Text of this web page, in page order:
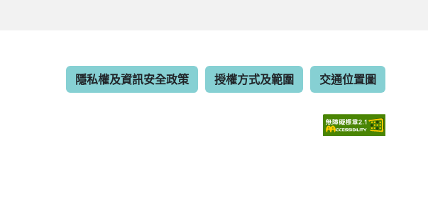
隱私權及資訊安全政策 授權方式及範圍 交通位置圖